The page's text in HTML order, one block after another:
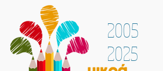
2005
2025